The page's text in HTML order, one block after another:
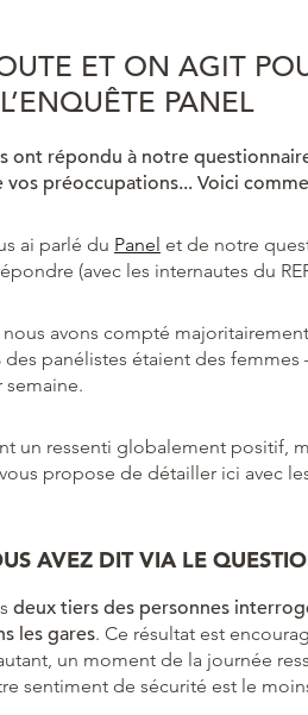
ET ON AGIT
PANEL
ont répondu à notre
vos préoccupations... Voici
ai parlé du Panel et de notre
(avec les internautes du
avons compté
des panélistes étaient des
semaine.
un ressenti globalement positif,
propose de détailler ici avec
AVEZ DIT VIA LE
deux tiers des personnes
les gares. Ce résultat est
un moment de la journée
sentiment de sécurité est le